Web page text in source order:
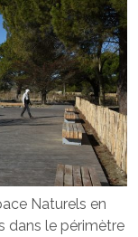
Naturels en
dans le périmètre